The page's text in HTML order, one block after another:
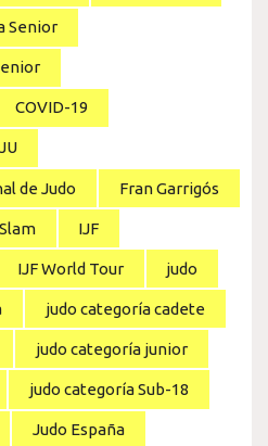
Senior
COVID-19
de Judo Fran Garrigós
IJF
IJF World Tour judo
judo categoría cadete
judo categoría junior
judo categoría Sub-18
Judo España